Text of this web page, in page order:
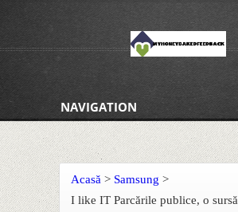
NAVIGATION
Acasă > Samsung >
I like IT Parcările publice, o sursă